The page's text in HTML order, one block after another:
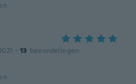
· 13 beoordelingen